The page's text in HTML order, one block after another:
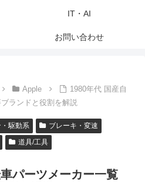
IT・AI
お問い合わせ
Apple
1980年代 国産自
ランドと役割を解説
駆動系
ブレーキ・変速
道具/工具
パーツメーカー一覧